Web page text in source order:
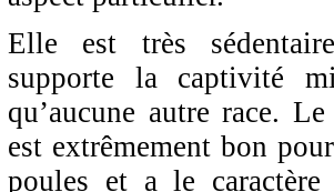
Elle est très
supporte la captivité
qu’aucune autre race.
est extrêmement bon
poules et a le caractère